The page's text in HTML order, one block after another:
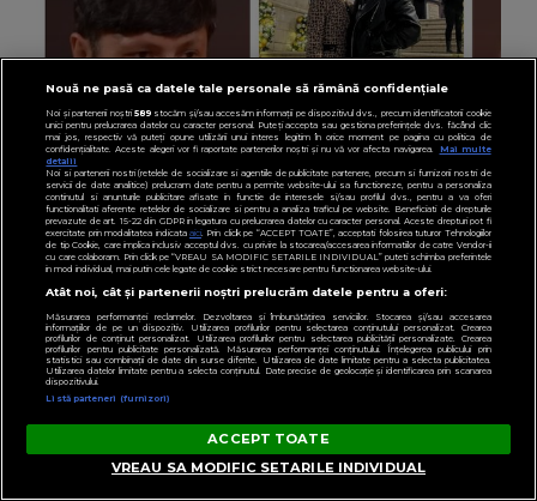
VEDETE
Ronald Gavril și-ar dori un copil cu Anamaria
Prodan: „Acolo e problema.”
Nouă ne pasă ca datele tale personale să rămână confidențiale
Noi și partenerii noștri589stocăm și/sau accesăm informații pe dispozitivul dvs., precum identificatorii cookie
unici pentru prelucrarea datelor cu caracter personal. Puteți accepta sau gestiona preferințele dvs. făcând clic
mai jos, respectiv vă puteți opune utilizării unui interes legitim în orice moment pe pagina cu politica de
confidențialitate. Aceste alegeri vor fi raportate partenerilor noștri și nu vă vor afecta navigarea.
Mai multe
detalii
Noi si partenerii nostri (retelele de socializare si agentiile de publicitate partenere, precum si furnizorii nostri de
servicii de date analitice) prelucram date pentru a permite website-ului sa functioneze, pentru a personaliza
continutul si anunturile publicitare afisate in functie de interesele si/sau profilul dvs., pentru a va oferi
functionalitati aferente retelelor de socializare si pentru a analiza traficul pe website. Beneficiati de drepturile
prevazute de art. 15-22 din GDPR in legatura cu prelucrarea datelor cu caracter personal. Aceste drepturi pot fi
exercitate prin modalitatea indicataaici. Prin click pe “ACCEPT TOATE”, acceptati folosirea tuturor Tehnologiilor
de tip Cookie, care implica inclusiv acceptul dvs. cu privire la stocarea/accesarea informatiilor de catre Vendor-ii
cu care colaboram. Prin click pe “VREAU SA MODIFIC SETARILE INDIVIDUAL” puteti schimba preferintele
in mod individual, mai putin cele legate de cookie strict necesare pentru functionarea website-ului.
Atât noi, cât și partenerii noștri prelucrăm datele pentru a oferi:
Măsurarea performanței reclamelor. Dezvoltarea și îmbunătățirea serviciilor. Stocarea și/sau accesarea
informațiilor de pe un dispozitiv. Utilizarea profilurilor pentru selectarea conținutului personalizat. Crearea
profilurilor de conținut personalizat. Utilizarea profilurilor pentru selectarea publicității personalizate. Crearea
profilurilor pentru publicitate personalizată. Măsurarea performanței conținutului. Înțelegerea publicului prin
statistici sau combinații de date din surse diferite. Utilizarea de date limitate pentru a selecta publicitatea.
Utilizarea datelor limitate pentru a selecta conținutul. Date precise de geolocație și identificarea prin scanarea
dispozitivului.
Listă parteneri (furnizori)
ACCEPT TOATE
VREAU SA MODIFIC SETARILE INDIVIDUAL